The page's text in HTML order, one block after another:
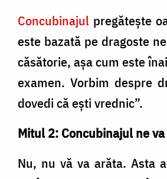
Concubinajul pregăteşte
este bazată pe dragoste
căsătorie, aşa cum este
examen. Vorbim despre
dovedi că eşti vrednic”.
Mitul 2: Concubinajul ne
Nu, nu vă va arăta. Asta